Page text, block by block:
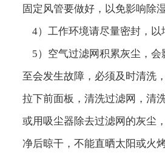
固定风管要做好，以免影响除湿
4）工作环境请尽量密封，以
5）空气过滤网积累灰尘，会
至会发生故障，必须及时清洗
拉下前面板，清洗过滤网，清
或用吸尘器除去过滤网的灰尘
净后晾干，不能直晒太阳或火